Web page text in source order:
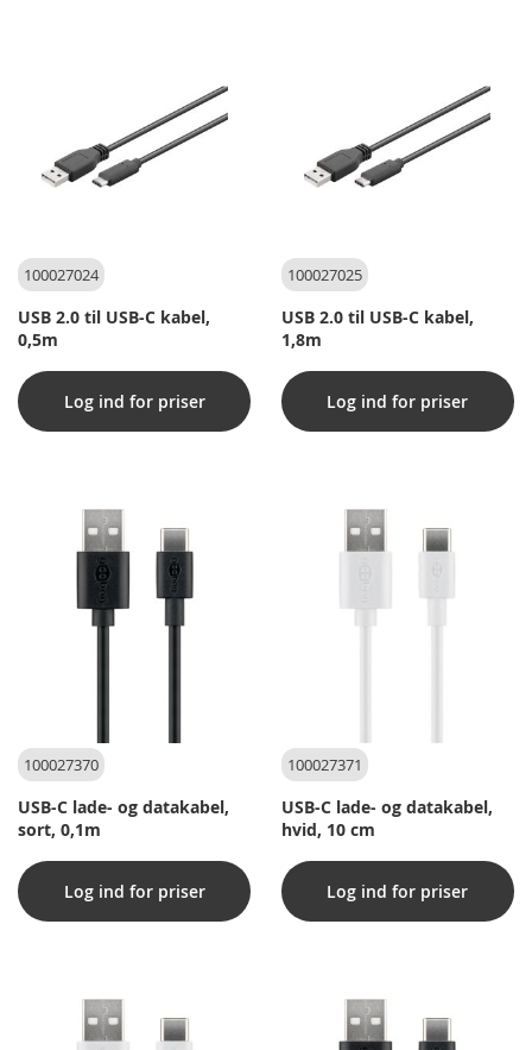
100027024
USB 2.0 til USB-C kabel,
0,5m
Log ind for priser
100027025
USB 2.0 til USB-C kabel,
1,8m
Log ind for priser
100027370
USB-C lade- og datakabel,
sort, 0,1m
Log ind for priser
100027371
USB-C lade- og datakabel,
hvid, 10 cm
Log ind for priser